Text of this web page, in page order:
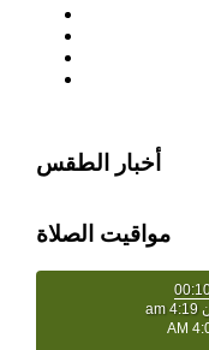
أخبار الطقس
مواقيت الصلاة